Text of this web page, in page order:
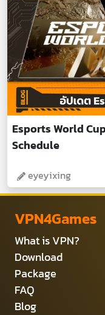
Esports World
Schedule
eyeyixing
VPN4Games
What is VPN?
Download
Package
FAQ
Blog